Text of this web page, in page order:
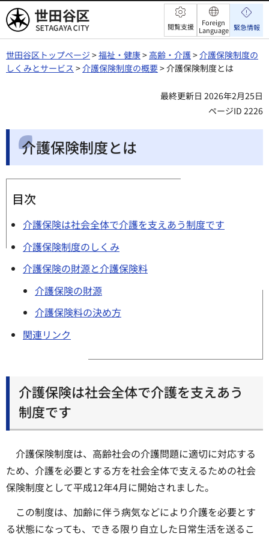
世田谷区 閲覧支援
Foreign
Language 緊急情報
世田谷区トップページ >福祉・健康> 高齢・介護>介護保険制度の
しくみとサービス >介護保険制度の概要> 介護保険制度とは
最終更新日 2026年2月25日
ページID 2226
介護保険制度とは
目次
介護保険は社会全体で介護を支えあう制度です
介護保険制度のしくみ
介護保険の財源と介護保険料
介護保険の財源
介護保険料の決め方
関連リンク
介護保険は社会全体で介護を支えあう
制度です
介護保険制度は、高齢社会の介護問題に適切に対応する
ため、介護を必要とする方を社会全体で支えるための社会
保険制度として平成12年4月に開始されました。
この制度は、加齢に伴う病気などにより介護を必要とす
る状態になっても、できる限り自立した日常生活を送るこ